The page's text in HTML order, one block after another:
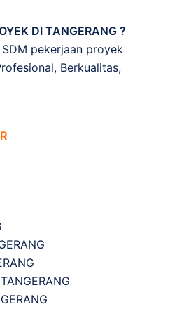
DI TANGERANG ?
pekerjaan proyek
Berkualitas,